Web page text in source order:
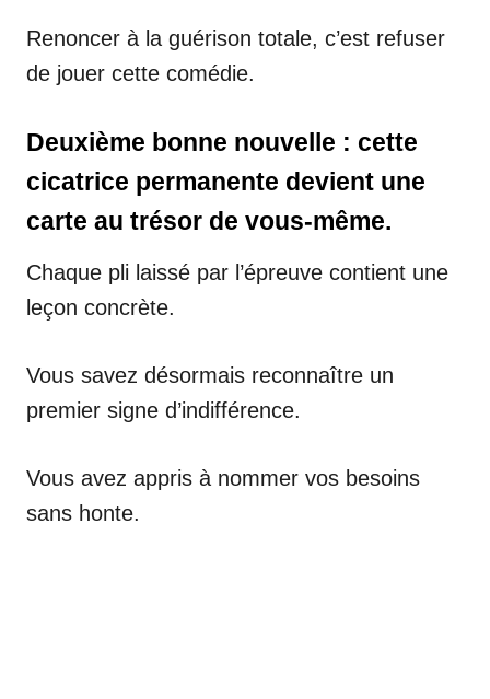
Renoncer à la guérison totale, c’est refuser
de jouer cette comédie.
Deuxième bonne nouvelle : cette
cicatrice permanente devient une
carte au trésor de vous-même.
Chaque pli laissé par l’épreuve contient une
leçon concrète.
Vous savez désormais reconnaître un
premier signe d’indifférence.
Vous avez appris à nommer vos besoins
sans honte.